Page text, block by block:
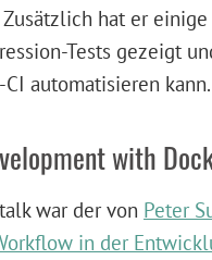
hat er
Tests gezeigt
automatisieren kann.
with
war der von Peter
in der